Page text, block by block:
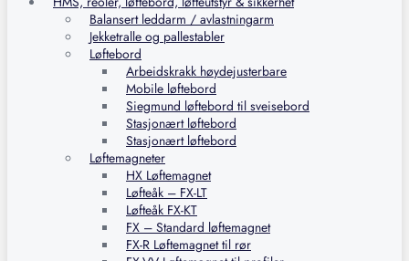
Balansert leddarm / avlastningarm
Jekketralle og pallestabler
Løftebord
Arbeidskrakk høydejusterbare
Mobile løftebord
Siegmund løftebord til sveisebord
Stasjonært løftebord
Stasjonært løftebord
Løftemagneter
HX Løftemagnet
Løfteåk – FX-LT
Løfteåk FX-KT
FX – Standard løftemagnet
FX-R Løftemagnet til rør